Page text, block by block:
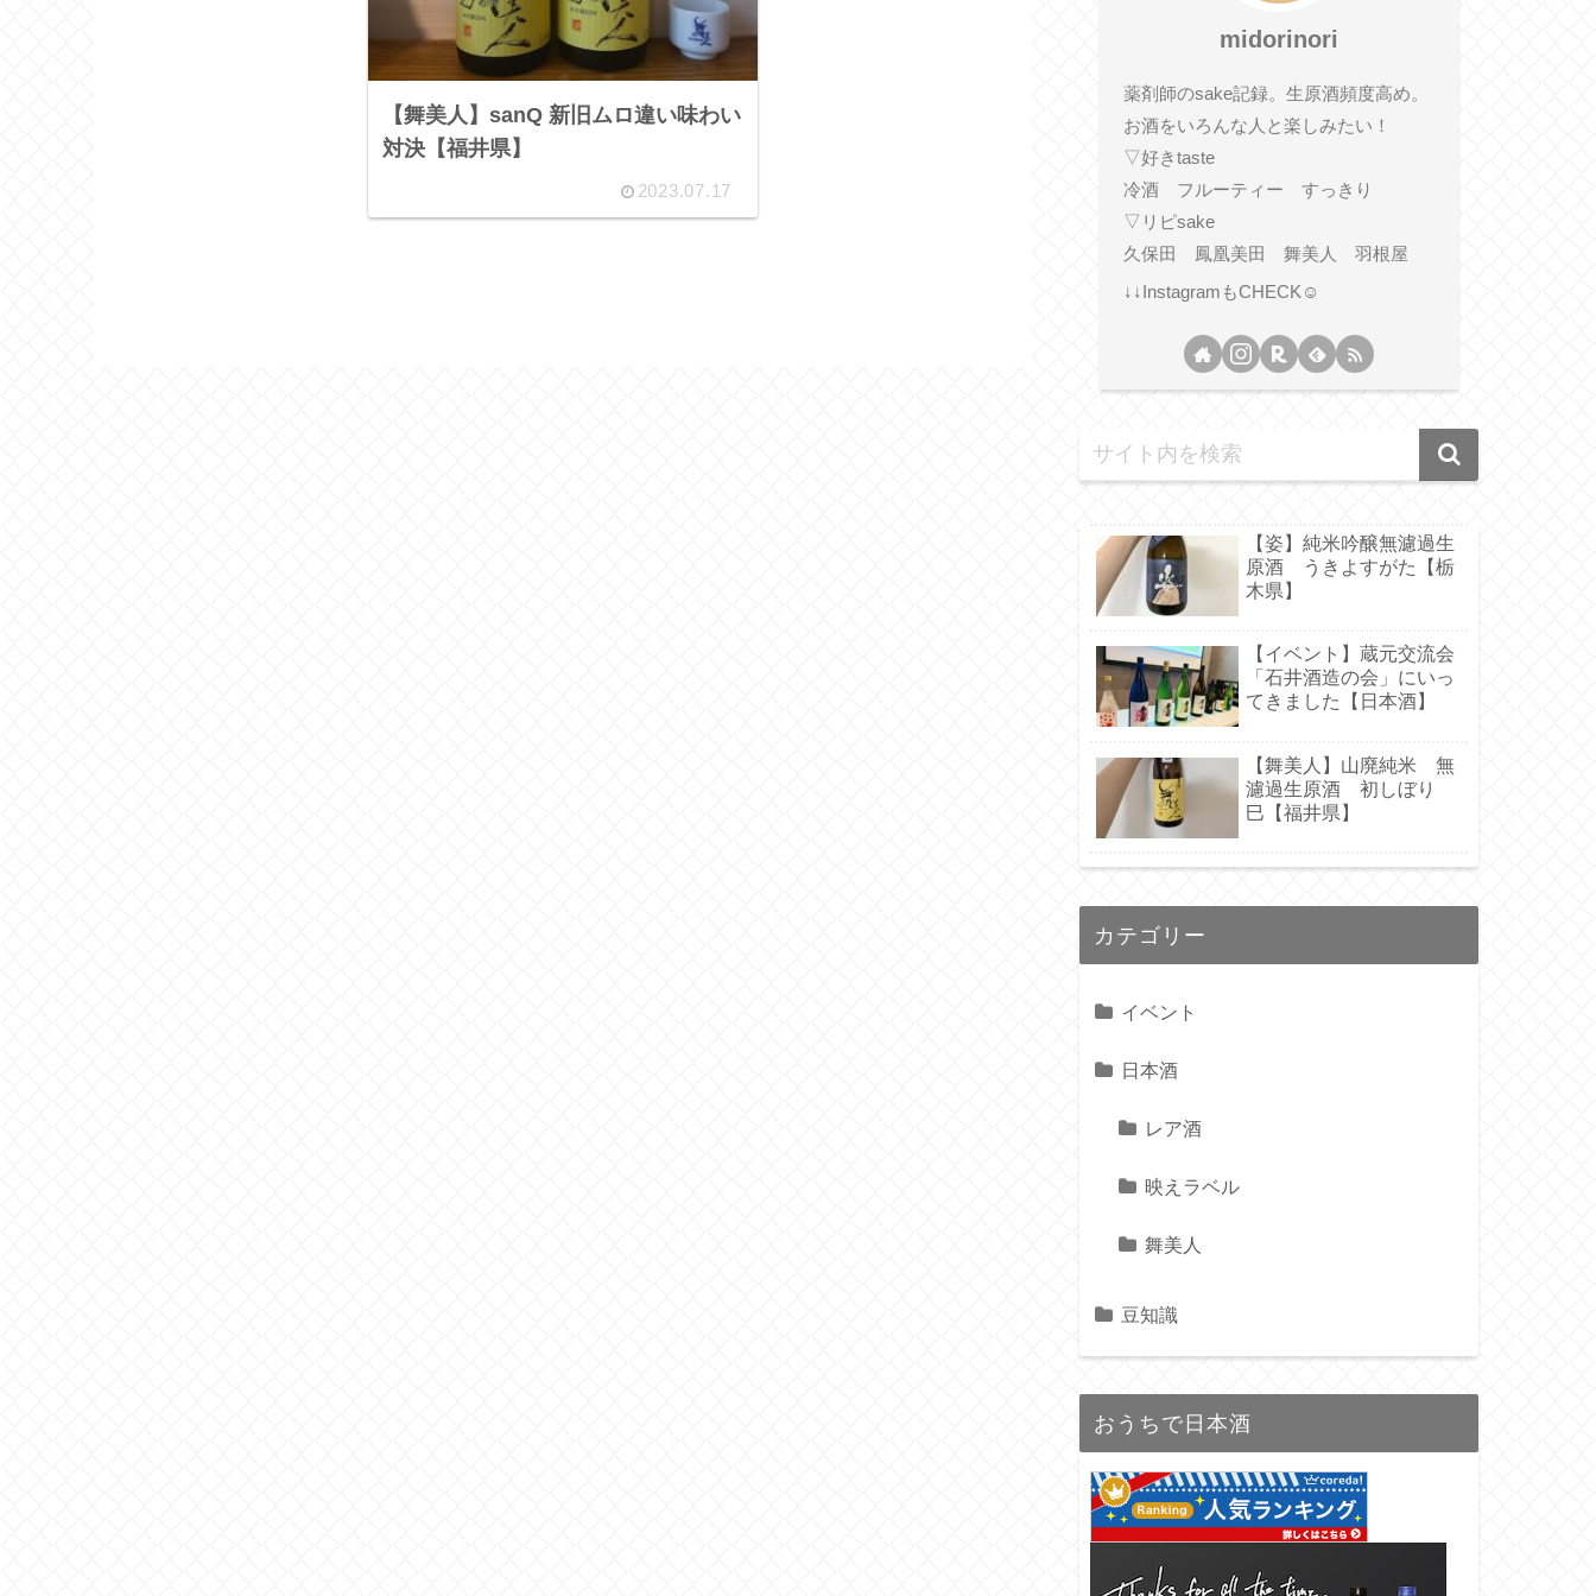
【舞美人】sanQ 新旧ムロ違い味わい
対決【福井県】
2023.07.17
midorinori
薬剤師のsake記録。生原酒頻度高め。
お酒をいろんな人と楽しみたい！
▽好きtaste
冷酒 フルーティー すっきり
▽リピsake
久保田 鳳凰美田 舞美人 羽根屋
↓↓InstagramもCHECK☺
【姿】純米吟醸無濾過生
原酒 うきよすがた【栃
木県】
【イベント】蔵元交流会
「石井酒造の会」にいっ
てきました【日本酒】
【舞美人】山廃純米 無
濾過生原酒 初しぼり
巳【福井県】
カテゴリー
イベント
日本酒
レア酒
映えラベル
舞美人
豆知識
おうちで日本酒